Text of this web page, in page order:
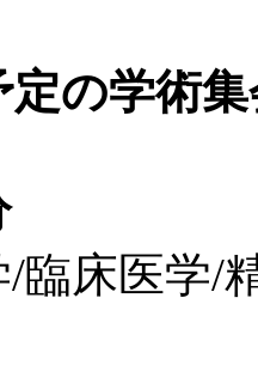
定の学術
学/精